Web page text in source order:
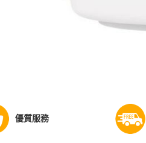
優質服務